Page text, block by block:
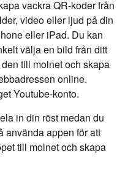
vackra QR-koder från
video eller ljud på din
eller iPad. Du kan
välja en bild från ditt
till molnet och skapa
online.
Youtube-konto.
in din röst medan du
använda appen för att
till molnet och skapa